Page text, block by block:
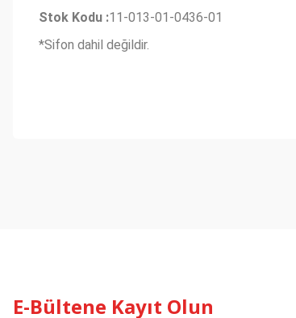
Stok Kodu :11-013-01-0436-01
*Sifon dahil değildir.
E-Bültene Kayıt Olun